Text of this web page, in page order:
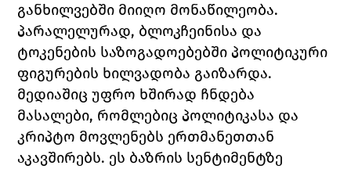
განხილვებში მიიღო მონაწილეობა.
პარალელურად, ბლოკჩეინისა და
ტოკენების საზოგადოებებში პოლიტიკური
ფიგურების ხილვადობა გაიზარდა.
მედიაშიც უფრო ხშირად ჩნდება
მასალები, რომლებიც პოლიტიკასა და
კრიპტო მოვლენებს ერთმანეთთან
აკავშირებს. ეს ბაზრის სენტიმენტზე